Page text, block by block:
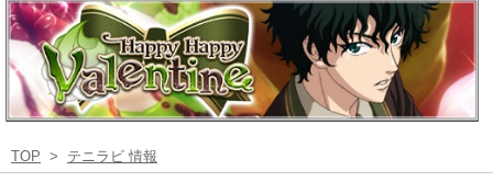
TOP > テニラビ 情報